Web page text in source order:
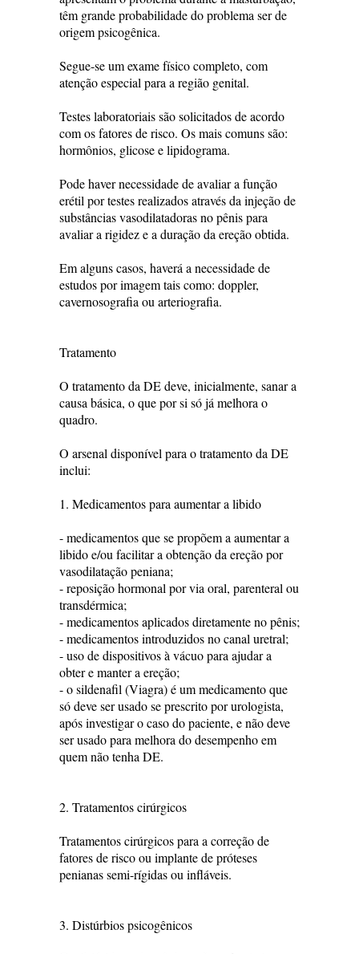
têm grande probabilidade do problema ser de
origem psicogênica.
Segue-se um exame físico completo, com
atenção especial para a região genital.
Testes laboratoriais são solicitados de acordo
com os fatores de risco. Os mais comuns são:
hormônios, glicose e lipidograma.
Pode haver necessidade de avaliar a função
erétil por testes realizados através da injeção de
substâncias vasodilatadoras no pênis para
avaliar a rigidez e a duração da ereção obtida.
Em alguns casos, haverá a necessidade de
estudos por imagem tais como: doppler,
cavernosografia ou arteriografia.
Tratamento
O tratamento da DE deve, inicialmente, sanar a
causa básica, o que por si só já melhora o
quadro.
O arsenal disponível para o tratamento da DE
inclui:
1. Medicamentos para aumentar a libido
- medicamentos que se propõem a aumentar a
libido e/ou facilitar a obtenção da ereção por
vasodilatação peniana;
- reposição hormonal por via oral, parenteral ou
transdérmica;
- medicamentos aplicados diretamente no pênis;
- medicamentos introduzidos no canal uretral;
- uso de dispositivos à vácuo para ajudar a
obter e manter a ereção;
- o sildenafil (Viagra) é um medicamento que
só deve ser usado se prescrito por urologista,
após investigar o caso do paciente, e não deve
ser usado para melhora do desempenho em
quem não tenha DE.
2. Tratamentos cirúrgicos
Tratamentos cirúrgicos para a correção de
fatores de risco ou implante de próteses
penianas semi-rígidas ou infláveis.
3. Distúrbios psicogênicos